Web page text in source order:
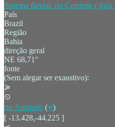
Sistema fluvial: rio Corrente ( máx.
País
Brazil
Região
Bahia
direção geral
NE 68,71°
fonte
(Sem alegar ser exaustivo):
≽
⊙
rio Arrojado (⪪)
[ -13.428,-44.225 ]